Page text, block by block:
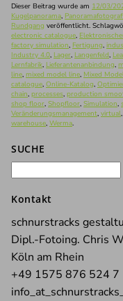
Dieser Beitrag wurde am 12/03/
Kugelpanorama,
Rundgang veröffentlicht.
electronic catalogue,
factory simulation, Fertigung,
Industry 4.0, Lager, Langenfeld,
Lernfabrik, Lieferantenanbindung,
line, mixed model line, Mixed
catalogue, Online-Katalog,
chain, processes, production
shop floor, Shopfloor, Simulation,
Veränderungsmanagement, virtual,
warehouse, Werma.
SUCHE
Kontakt
schnurstracks
Dipl.-Fotoing. Chris
Köln am Rhein
+49 1575 876 524 7